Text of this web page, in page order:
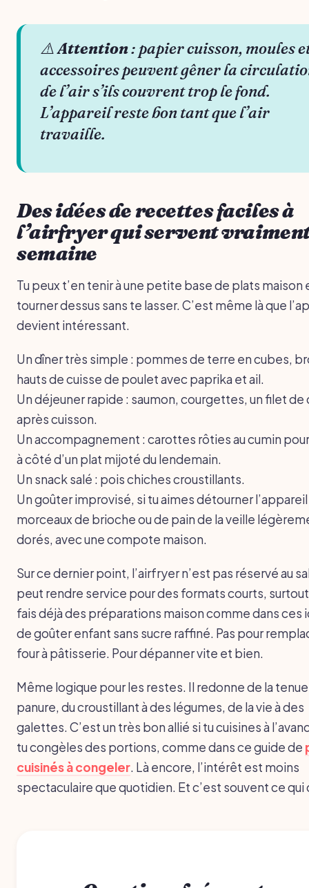
⚠️Attention: papier cuisson, moules
accessoires peuvent gêner la
de l’air s’ils couvrent trop le fond.
L’appareil reste bon tant que l’air
travaille.
Des idées de recettes faciles à
l’airfryer qui servent
semaine
Tu peux t’en tenir à une petite base de plats maison
tourner dessus sans te lasser. C’est même là que
devient intéressant.
Un dîner très simple : pommes de terre en cubes,
hauts de cuisse de poulet avec paprika et ail.
Un déjeuner rapide : saumon, courgettes, un filet de
après cuisson.
Un accompagnement : carottes rôties au cumin
à côté d’un plat mijoté du lendemain.
Un snack salé : pois chiches croustillants.
Un goûter improvisé, si tu aimes détourner l’appareil
morceaux de brioche ou de pain de la veille
dorés, avec une compote maison.
Sur ce dernier point, l’airfryer n’est pas réservé au
peut rendre service pour des formats courts,
fais déjà des préparations maison comme dans ces
de goûter enfant sans sucre raffiné. Pas pour
four à pâtisserie. Pour dépanner vite et bien.
Même logique pour les restes. Il redonne de la tenue
panure, du croustillant à des légumes, de la vie à des
galettes. C’est un très bon allié si tu cuisines à
tu congèles des portions, comme dans ce guide de
cuisinés à congeler. Là encore, l’intérêt est moins
spectaculaire que quotidien. Et c’est souvent ce qui